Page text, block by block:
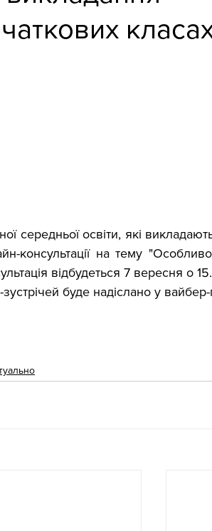
середньої освіти, які
консультації на тему
відбудеться 7 вересня о
буде надіслано у вайбер-